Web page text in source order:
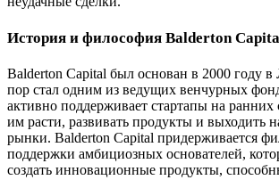
История и философия Balderton
Balderton Capital был основан в 2000 году в
пор стал одним из ведущих венчурных
активно поддерживает стартапы на ранних
им расти, развивать продукты и выходить
рынки. Balderton Capital придерживается
поддержки амбициозных основателей,
создать инновационные продукты,